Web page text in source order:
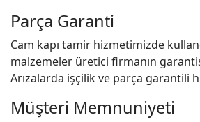
Parça Garanti
Cam kapı tamir hizmetimizde
malzemeler üretici firmanın
Arızalarda işçilik ve parça garantili
Müşteri Memnuniyeti